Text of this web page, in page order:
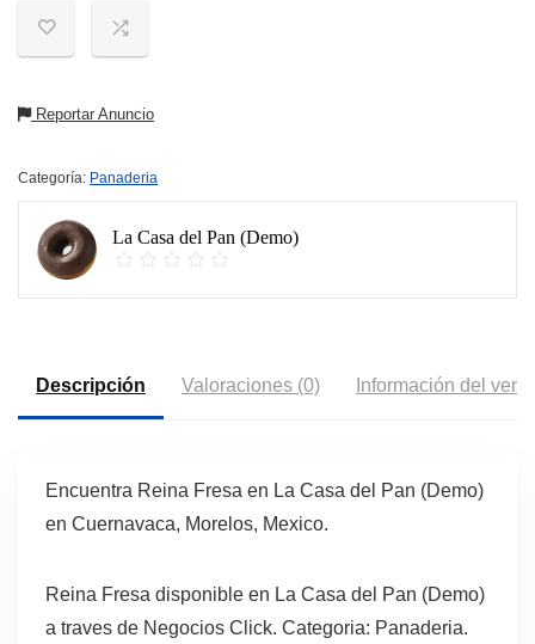
Reportar Anuncio
Categoría: Panaderia
La Casa del Pan (Demo)
Descripción Valoraciones (0) Información del
Encuentra Reina Fresa en La Casa del Pan (Demo)
en Cuernavaca, Morelos, Mexico.
Reina Fresa disponible en La Casa del Pan (Demo)
a traves de Negocios Click. Categoria: Panaderia.